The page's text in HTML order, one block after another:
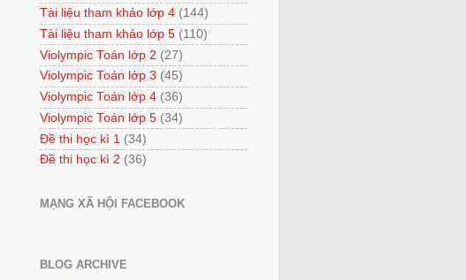
Tài liệu tham khảo lớp 4 (144)
Tài liệu tham khảo lớp 5 (110)
Violympic Toán lớp 2 (27)
Violympic Toán lớp 3 (45)
Violympic Toán lớp 4 (36)
Violympic Toán lớp 5 (34)
Đề thi học kì 1 (34)
Đề thi học kì 2 (36)
MẠNG XÃ HỘI FACEBOOK
BLOG ARCHIVE